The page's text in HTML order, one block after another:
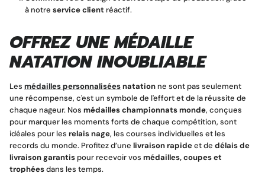
à notre service client réactif.
OFFREZ UNE MÉDAILLE
NATATION INOUBLIABLE
Les médailles personnaliséesnatationne sont pas seulement
une récompense, c'est un symbole de l'effort et de la réussite de
chaque nageur. Nos médailles championnats monde, conçues
pour marquer les moments forts de chaque compétition, sont
idéales pour les relais nage, les courses individuelles et les
records du monde. Profitez d’une livraison rapideet de délais de
livraison garantispour recevoir vos médailles, coupes et
trophéesdans les temps.